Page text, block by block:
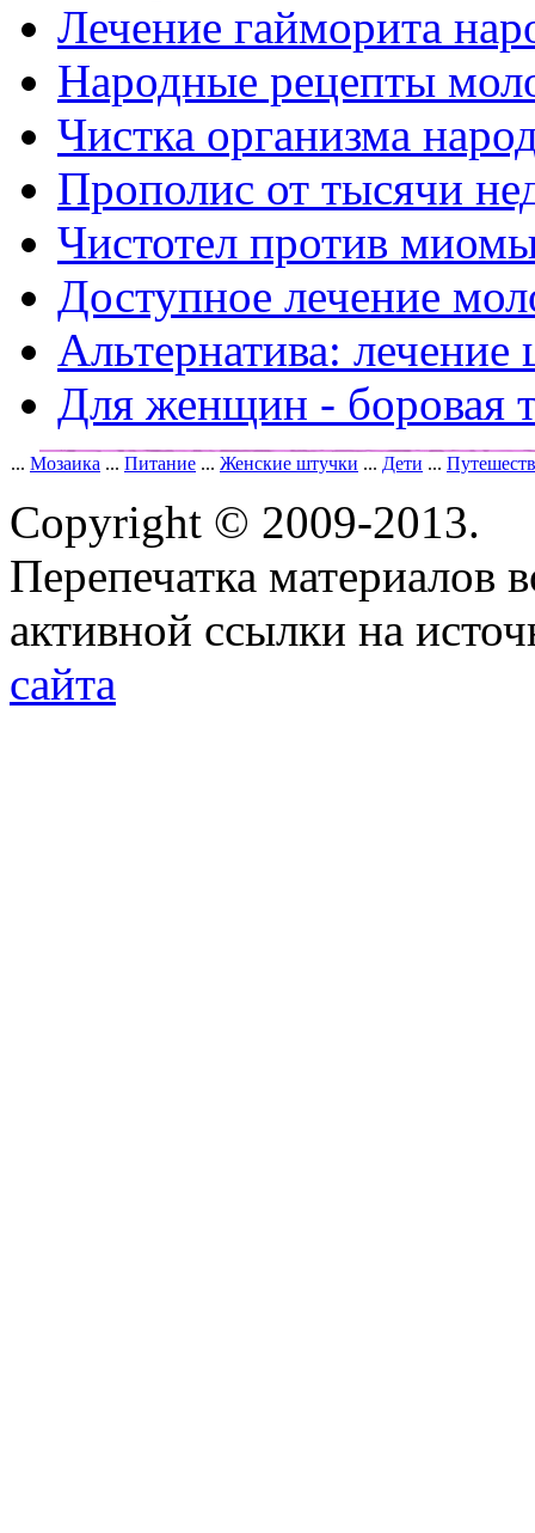
Лечение гайморита
Народные рецепты
Чистка организма
Прополис от тысячи
Чистотел против
Доступное лечение
Альтернатива:
Для женщин - боровая
... Мозаика ... Питание ... Женские штучки ... Дети ...
Copyright © 2009-2013.
Перепечатка материалов
активной ссылки на
сайта